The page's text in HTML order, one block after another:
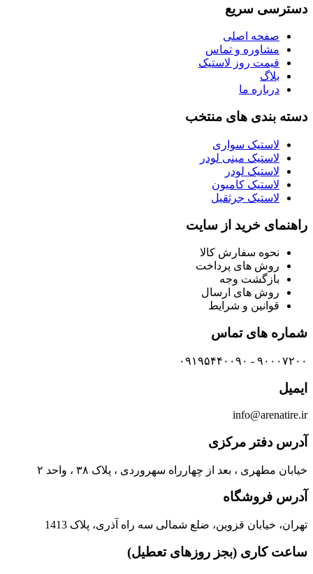
دسترسی سریع
صفحه اصلی
مشاوره و تماس
قیمت روز لاستیک
بلاگ
درباره ما
دسته بندی های منتخب
لاستیک سواری
لاستیک مینی لودر
لاستیک لودر
لاستیک کامیون
لاستیک جرثقیل
راهنمای خرید از سایت
نحوه سفارش کالا
روش های پرداخت
بازگشت وجه
روش های ارسال
قوانین و شرایط
شماره های تماس
۹۰۰۰۷۲۰۰ - ۰۹۱۹۵۴۴۰۰۹۰
ایمیل
info@arenatire.ir
آدرس دفتر مرکزی
خیابان مطهری ، بعد از چهارراه سهروردی ، پلاک ۳۸ ، واحد ۲
آدرس فروشگاه
تهران، خیابان قزوین، ضلع شمالی سه راه آذری، پلاک 1413
ساعت کاری (بجز روزهای تعطیل)